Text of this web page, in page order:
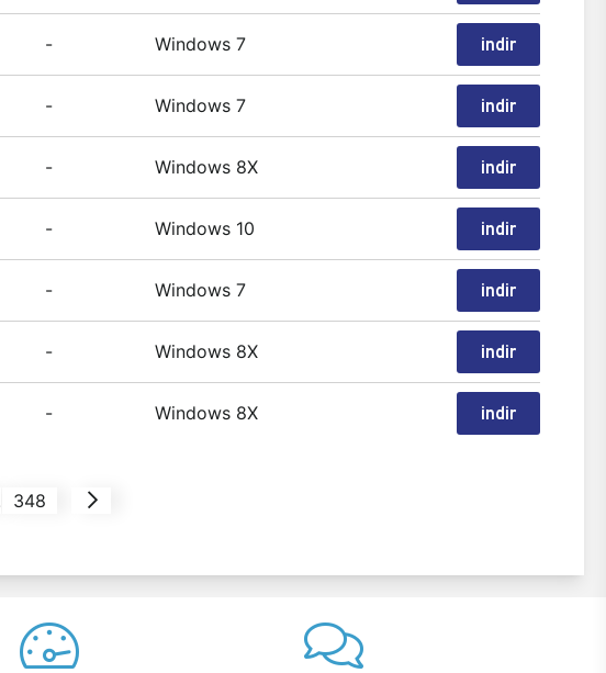
- Windows 7 indir
- Windows 7 indir
- Windows 8X indir
- Windows 10 indir
- Windows 7 indir
- Windows 8X indir
- Windows 8X indir
348